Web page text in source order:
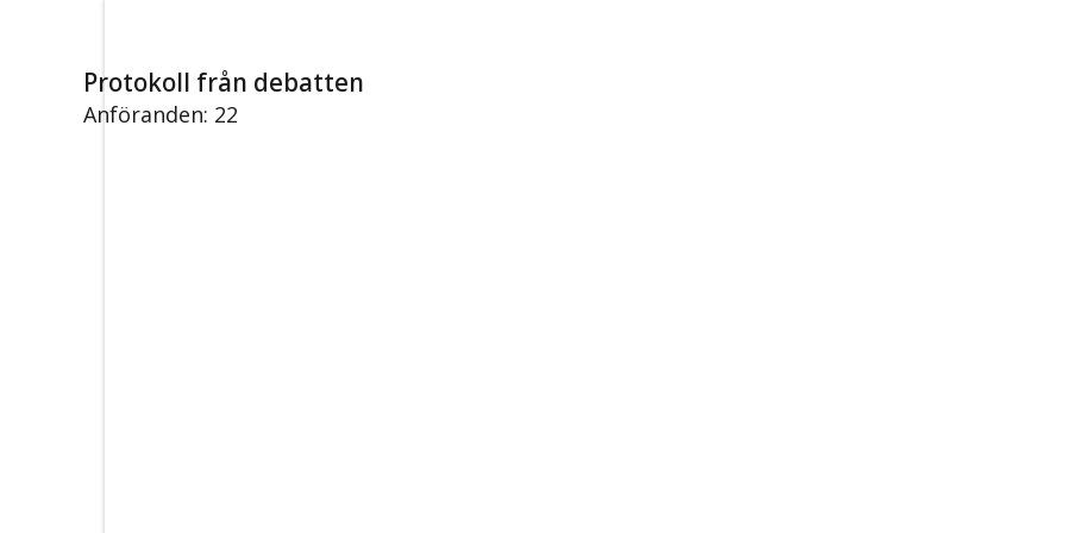
Protokoll från debatten
Anföranden: 22